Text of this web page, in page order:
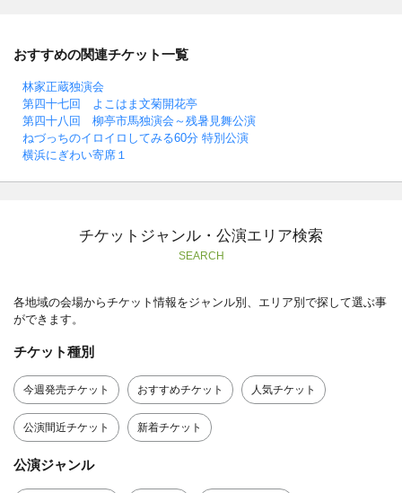
おすすめの関連チケット一覧
林家正蔵独演会
第四十七回 よこはま文菊開花亭
第四十八回 柳亭市馬独演会～残暑見舞公演
ねづっちのイロイロしてみる60分 特別公演
横浜にぎわい寄席１
チケットジャンル・公演エリア検索
SEARCH
各地域の会場からチケット情報をジャンル別、エリア別で探して選ぶ事
ができます。
チケット種別
今週発売チケット おすすめチケット 人気チケット
公演間近チケット 新着チケット
公演ジャンル